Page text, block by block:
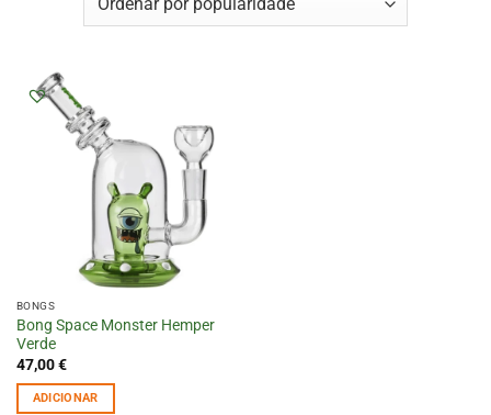
BONGS
Bong Space Monster Hemper
Verde
47,00€
ADICIONAR